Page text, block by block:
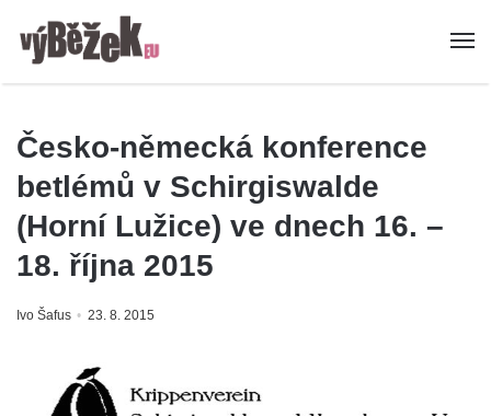
Česko-německá konference
betlémů v Schirgiswalde
(Horní Lužice) ve dnech 16. –
18. října 2015
Ivo Šafus 23. 8. 2015